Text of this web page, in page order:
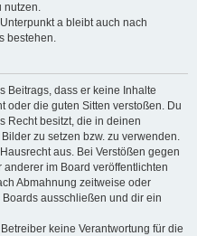
nutzen.
a bleibt auch nach
bestehen.
Beitrags, dass er keine Inhalte
oder die guten Sitten verstoßen. Du
Recht besitzt, die in deinen
zu setzen bzw. zu verwenden.
aus. Bei Verstößen gegen
im Board veröffentlichten
Abmahnung zeitweise oder
ausschließen und dir ein
keine Verantwortung für die